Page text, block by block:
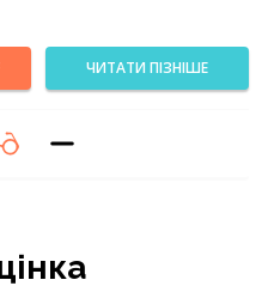
ЧИТАТИ ПІЗНІШЕ